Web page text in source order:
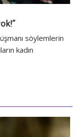
söylemlerin
kadın